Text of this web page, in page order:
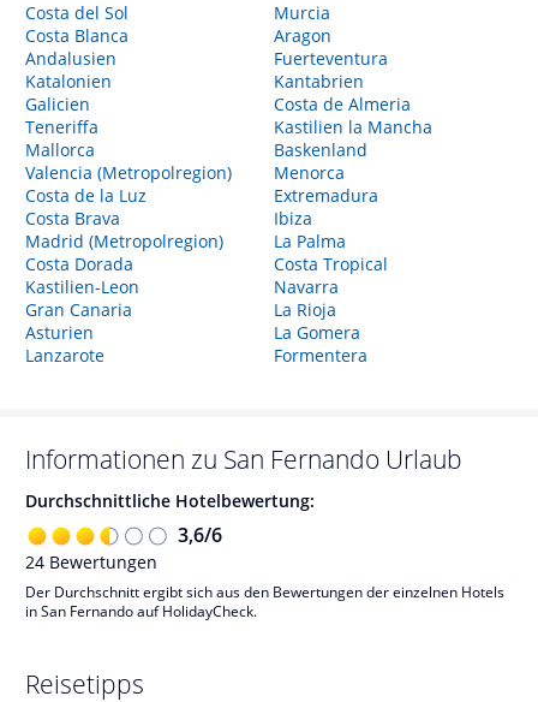
Costa del Sol
Costa Blanca
Andalusien
Katalonien
Galicien
Teneriffa
Mallorca
Valencia (Metropolregion)
Costa de la Luz
Costa Brava
Madrid (Metropolregion)
Costa Dorada
Kastilien-Leon
Gran Canaria
Asturien
Lanzarote
Murcia
Aragon
Fuerteventura
Kantabrien
Costa de Almeria
Kastilien la Mancha
Baskenland
Menorca
Extremadura
Ibiza
La Palma
Costa Tropical
Navarra
La Rioja
La Gomera
Formentera
Informationen zu San Fernando Urlaub
Durchschnittliche Hotelbewertung:
3,6/6
24 Bewertungen
Der Durchschnitt ergibt sich aus den Bewertungen der einzelnen Hotels
in San Fernando auf HolidayCheck.
Reisetipps